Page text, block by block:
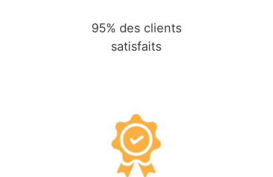
95% des clients
satisfaits